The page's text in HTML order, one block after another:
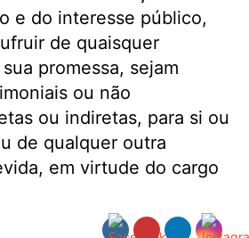
e do interesse público,
de quaisquer
promessa, sejam
ou não
ou indiretas, para si ou
de qualquer outra
em virtude do cargo